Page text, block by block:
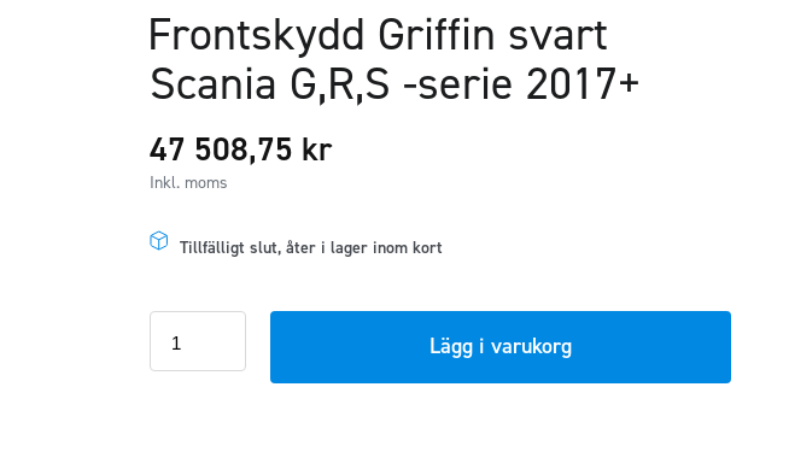
Frontskydd Griffin svart
Scania G,R,S -serie 2017+
47 508,75 kr
Inkl. moms
Tillfälligt slut, åter i lager inom kort
Lägg i varukorg